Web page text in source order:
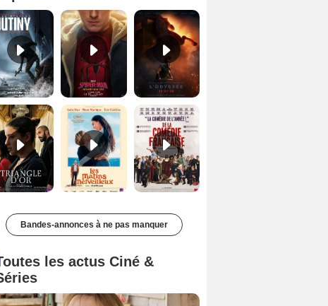
Le Triangle d'or Bande-annonce VF De la Comédie-Française Teaser VF
Bandes-annonces à ne pas manquer
les actus Ciné &